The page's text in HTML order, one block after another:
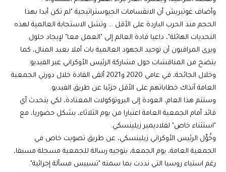
وأضاف غوتيريش أن الانقسامات الجيوستراتيجية "لم تكن أبدا بهذا
الحجم منذ الحرب الباردة على الأقل … وتشل الاستجابة العالمية لهذه
التحديات الهائلة"، داعيا قادة العالم إلى "العمل معا" لإيجاد حلول.
ويرى المراقبون أن توحيد الجهود العالمية بات أملا بعيد المنال، كما
يتضح من المناقشات حول مشاركة الرئيس الأوكراني عبر الفيديو.
وخلال الجائحة، في عامي 2020 و2021 ألقى القادة خلال دورتي الجمعية
العامة آنذاك خطاباتهم على الأقل جزئيا عن طريق الفيديو.
وستتم هذا العام، العودة إلى البروتوكولات المعتادة، لكي يتحدث أي
قائد أمام الجمعية العامة اعتبارا من يوم الثلاثاء، بشكل حضوريا، مع
"استثناء خاص" لفلاديمير زيلينسكي.
وخُوِّل الرئيس الأوكراني زيلينسكي، عن طريق تصويت خاص في
الجمعية العامة، يوم الجمعة، بتوجيه رسالة للجمعية مسجلة مسبقا،
رغم استياء روسيا التي نددت بما سمته "تسييس مسألة إجرائية".